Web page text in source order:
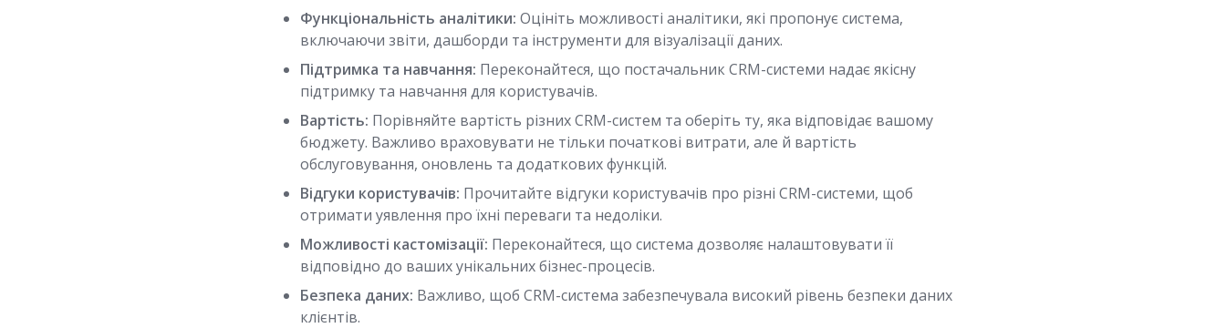
Функціональність аналітики: Оцініть можливості аналітики, які пропонує система,
включаючи звіти, дашборди та інструменти для візуалізації даних.
Підтримка та навчання: Переконайтеся, що постачальник CRM-системи надає якісну
підтримку та навчання для користувачів.
Вартість: Порівняйте вартість різних CRM-систем та оберіть ту, яка відповідає вашому
бюджету. Важливо враховувати не тільки початкові витрати, але й вартість
обслуговування, оновлень та додаткових функцій.
Відгуки користувачів: Прочитайте відгуки користувачів про різні CRM-системи, щоб
отримати уявлення про їхні переваги та недоліки.
Можливості кастомізації: Переконайтеся, що система дозволяє налаштовувати її
відповідно до ваших унікальних бізнес-процесів.
Безпека даних: Важливо, щоб CRM-система забезпечувала високий рівень безпеки даних
клієнтів.